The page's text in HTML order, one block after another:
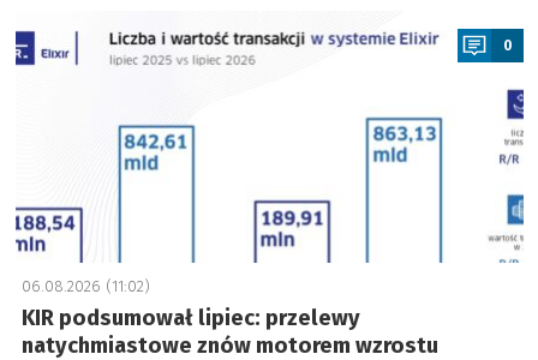
0
06.08.2026 (11:02)
KIR podsumował lipiec: przelewy
natychmiastowe znów motorem wzrostu